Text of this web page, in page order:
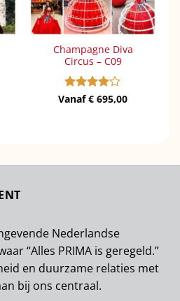
Champagne Diva
Circus – C09
Gewaardeerd
Vanaf€ 695,00
Nederlandse
“Alles PRIMA is geregeld.”
en duurzame relaties met
bij ons centraal.